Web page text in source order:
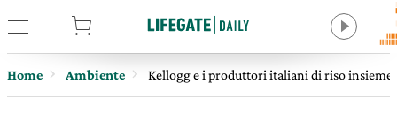
Home Ambiente Kellogg e i produttori italiani di riso insieme